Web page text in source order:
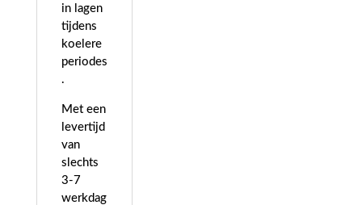
in lagen
tijdens
koelere
periodes
.
Met een
levertijd
van
slechts
3-7
werkdag